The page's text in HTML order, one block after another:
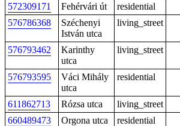
572309171
Fehérvári út residential
576786368
Széchenyi
István utca
living_street
576793462
Karinthy
utca
living_street
576793595
Váci Mihály
utca
residential
611862713 Rózsa utca living_street
660489473
Orgona utca residential